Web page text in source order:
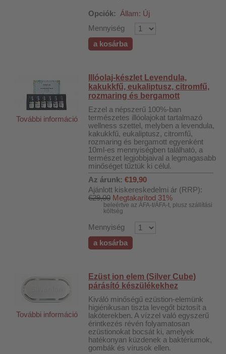
Opciók: Állam: Új
Mennyiség
a kosárba
További információ
Illóolaj-készlet Levendula,
kakukkfű, eukaliptusz, citromfű,
rozmaring és bergamott
Ezzel a népszerű 100%-ban
természetes illóolajokat tartalmazó
wellness szettel, melyben a levendula,
kakukkfű, eukaliptusz, citromfű,
rozmaring és bergamott egyenként
10ml-es mennyiségben található, a
természet legjobbjaival a legmagasabb
minőséget tűztük ki célul.
Az árunk: €19,90
Ajánlott kiskereskedelmi ár (RRP):
€29,00 Megtakarítod 31%
beleértve az ÁFA-t/ÁFA-t, plusz szállítási
költség
Mennyiség
a kosárba
További információ
Ezüst ion elem (Silver Cube)
párásító készülékekhez
Kiváló minőségű ezüstion-elemünk
higiénikusan tiszta levegőt biztosít a
lakóterekben. A vízzel való egyszerű
érintkezés révén folyamatosan
ezüstionokat bocsát ki, amelyek
hatékonyan küzdenek a baktériumok,
gombák és vírusok ellen.